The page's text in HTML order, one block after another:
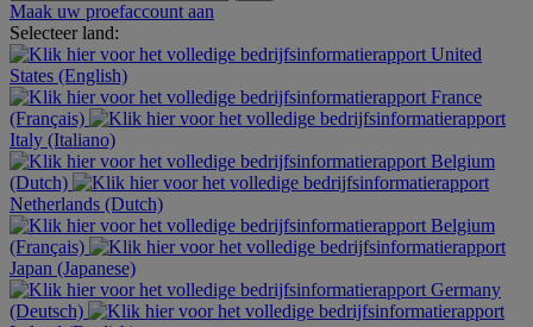
Maak uw proefaccount aan
Selecteer land:
United
States (English)
France
(Français)
Italy (Italiano)
Belgium
(Dutch)
Netherlands (Dutch)
Belgium
(Français)
Japan (Japanese)
Germany
(Deutsch)